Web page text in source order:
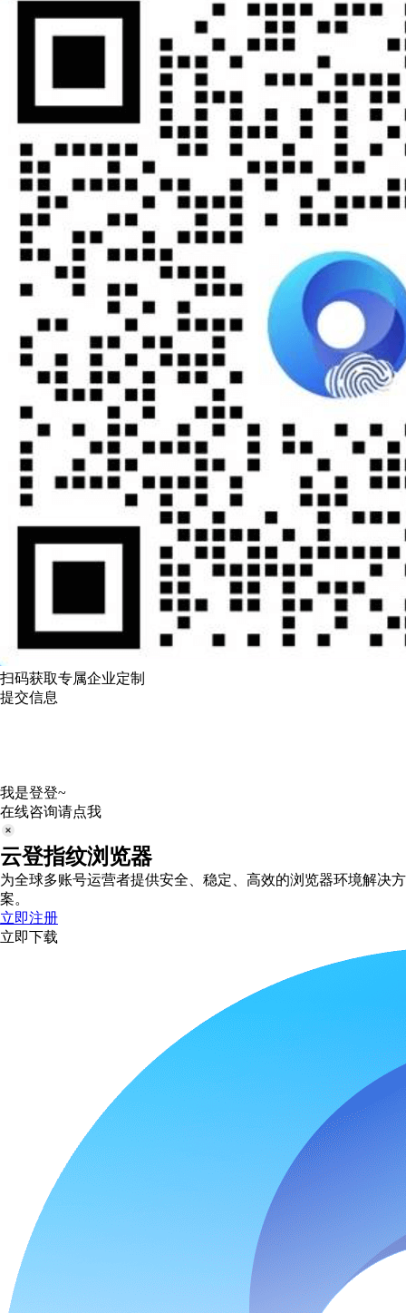
扫码获取专属企业定制
提交信息
我是登登~
在线咨询请点我
云登指纹浏览器
为全球多账号运营者提供安全、稳定、高效的浏览器环境解决方
案。
立即注册
立即下载